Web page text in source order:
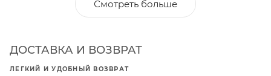
Смотреть больше
ДОСТАВКА И ВОЗВРАТ
ЛЕГКИЙ И УДОБНЫЙ ВОЗВРАТ